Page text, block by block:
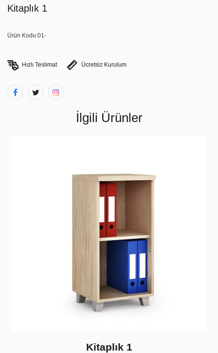
Kitaplık 1
Ürün Kodu:01-
Hızlı Teslimat Ücretsiz Kurulum
İlgili Ürünler
Kitaplık 1